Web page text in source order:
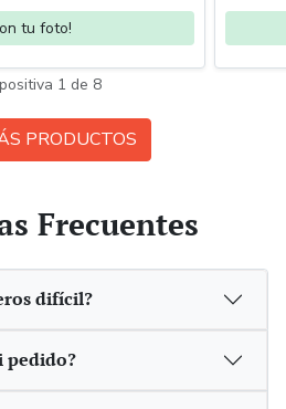
tu foto!
1 de 8
PRODUCTOS
Frecuentes
difícil?
pedido?